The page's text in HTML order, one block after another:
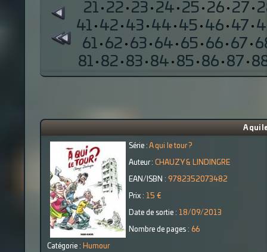
21 · 22 · 23 · 24 · 25 · 26 · 27 ·
41 · 42 · 43 · 44 · 45 · 46 · 47 ·
61 · 62 · 63 · 64 · 65 · 66 · 67 ·
81 · 82 · 83 · 84 · 85 · 86 · 87 ·
A qui
Série : A qui le tour ?
Auteur : CHAUZY & LINDINGRE
EAN/ISBN : 9782352073482
Prix : 15 €
Date de sortie : 18/09/2013
Nombre de pages : 66
Catégorie : Humour